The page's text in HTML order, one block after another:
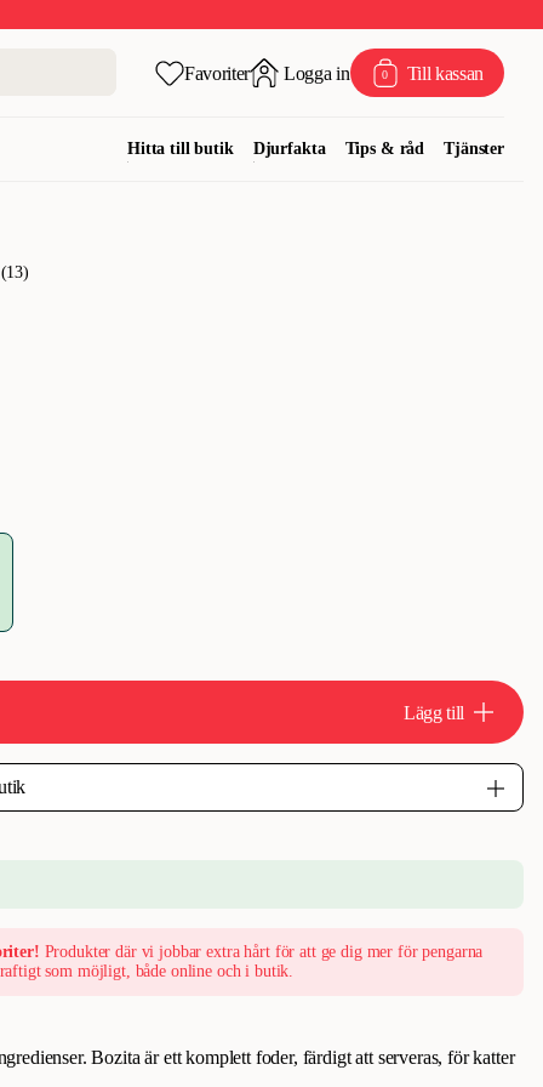
Favoriter Logga in 0 Till kassan
Hitta till butik Djurfakta Tips & råd Tjänster
(13)
Lägg till
Produkter där vi jobbar extra hårt för att ge dig mer för pengarna
som möjligt, både online och i butik.
Bozita är ett komplett foder, färdigt att serveras, för katter